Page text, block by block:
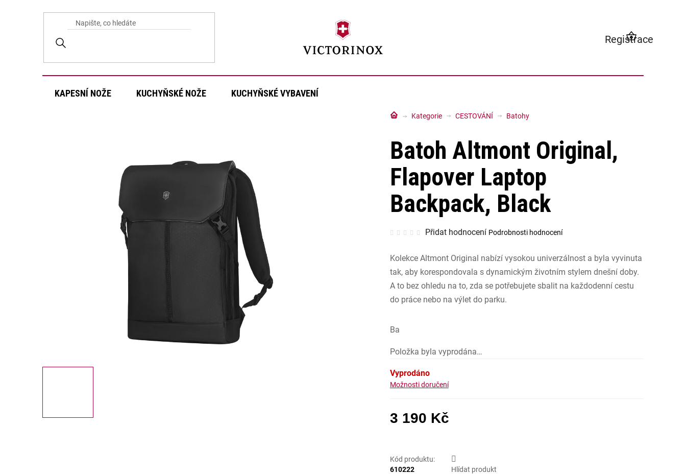
Registrace
NÁKUPNÍ
KOŠÍK
KAPESNÍ NOŽE KUCHYŇSKÉ NOŽE KUCHYŇSKÉ VYBAVENÍ
DomůKategorie CESTOVÁNÍ Batohy
Batoh Altmont Original,
Flapover Laptop
Backpack, Black
Průměrné
hodnocení
z
5
hvězdiček.
Přidat hodnocení Podrobnosti hodnocení
Kolekce Altmont Original nabízí vysokou univerzálnost a byla vyvinuta
tak, aby korespondovala s dynamickým životním stylem dnešní doby.
A to bez ohledu na to, zda se potřebujete sbalit na každodenní cestu
do práce nebo na výlet do parku.
Ba
Položka byla vyprodána…
Vyprodáno
Možnosti doručení
3 190 Kč
Kód produktu:
610222
Hlídat produkt